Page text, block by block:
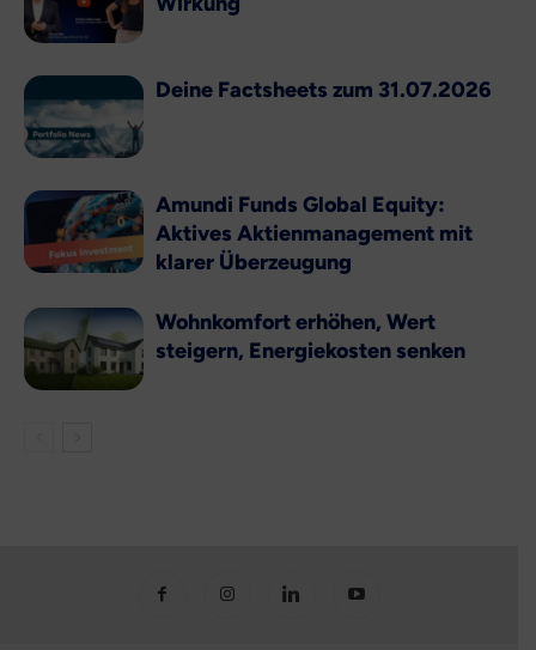
Deine Factsheets zum 31.07.2026
Amundi Funds Global Equity:
Aktives Aktienmanagement mit
klarer Überzeugung
Wohnkomfort erhöhen, Wert
steigern, Energiekosten senken